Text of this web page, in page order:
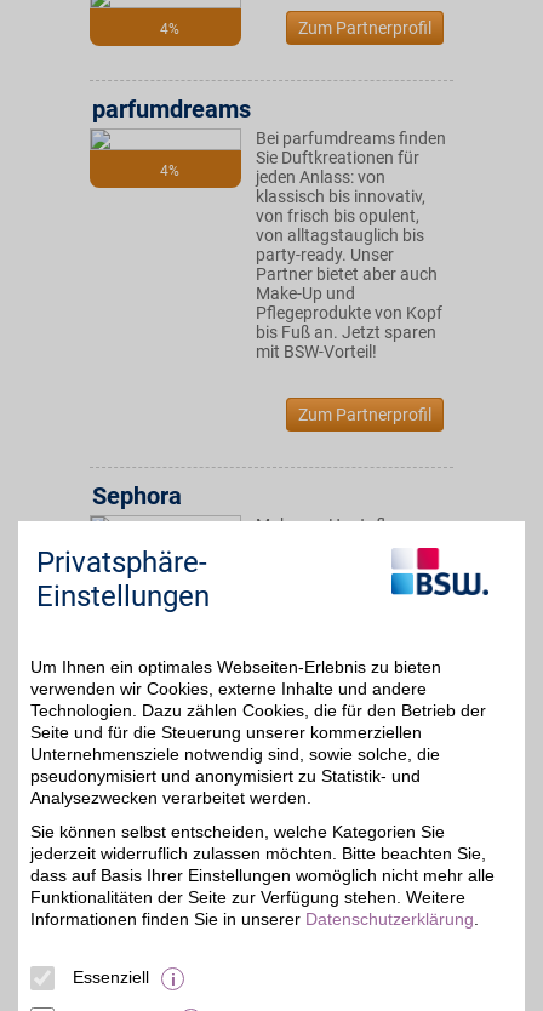
4% Zum Partnerprofil
4%
parfumdreams
Bei parfumdreams finden
Sie Duftkreationen für
jeden Anlass: von
klassisch bis innovativ,
von frisch bis opulent,
von alltagstauglich bis
party-ready. Unser
Partner bietet aber auch
Make-Up und
Pflegeprodukte von Kopf
bis Fuß an. Jetzt sparen
mit BSW-Vorteil!
Zum Partnerprofil
bis zu 8%
Sephora
Make-up, Hautpflege,
Beauty-Accessoires und
Online Shop gibt es eine
Zum Partnerprofil
bis zu 8%
Douglas
starke Marken - Die
Parfümerie Douglas
macht das Leben
schöner. Unser BSW-
Vorteil für ein komplettes
Verwöhnprogramm für
Privatsphäre-
Einstellungen
Um Ihnen ein optimales Webseiten-Erlebnis zu bieten
verwenden wir Cookies, externe Inhalte und andere
Technologien. Dazu zählen Cookies, die für den Betrieb der
Seite und für die Steuerung unserer kommerziellen
Unternehmensziele notwendig sind, sowie solche, die
pseudonymisiert und anonymisiert zu Statistik- und
Analysezwecken verarbeitet werden.
Sie können selbst entscheiden, welche Kategorien Sie
jederzeit widerruflich zulassen möchten. Bitte beachten Sie,
dass auf Basis Ihrer Einstellungen womöglich nicht mehr alle
Funktionalitäten der Seite zur Verfügung stehen. Weitere
Informationen finden Sie in unserer Datenschutzerklärung
Essenziell